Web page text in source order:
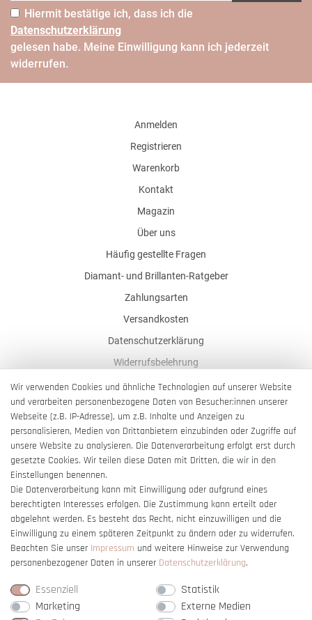
Hiermit bestätige ich, dass ich die
Daten­schutz­erklärung
gelesen habe. Meine Einwilligung kann ich jederzeit
widerrufen.
Anmelden
Registrieren
Warenkorb
Kontakt
Magazin
Über uns
Häufig gestellte Fragen
Diamant- und Brillanten-Ratgeber
Zahlungsarten
Versandkosten
Datenschutzerklärung
Widerrufsbelehrung
AGB
Impressum
Barrierefreiheitserklärung
Vertrag widerrufen
Wir verwenden Cookies und ähnliche Technologien auf unserer Website
und verarbeiten personenbezogene Daten von Besucher:innen unserer
Webseite (z.B. IP-Adresse), um z.B. Inhalte und Anzeigen zu
personalisieren, Medien von Drittanbietern einzubinden oder Zugriffe auf
unsere Website zu analysieren. Die Datenverarbeitung erfolgt erst durch
gesetzte Cookies. Wir teilen diese Daten mit Dritten, die wir in den
Einstellungen benennen.
Die Datenverarbeitung kann mit Einwilligung oder aufgrund eines
berechtigten Interesses erfolgen. Die Zustimmung kann erteilt oder
abgelehnt werden. Es besteht das Recht, nicht einzuwilligen und die
Einwilligung zu einem späteren Zeitpunkt zu ändern oder zu widerrufen.
Beachten Sie unser Impressum und weitere Hinweise zur Verwendung
personenbezogener Daten in unserer Daten­schutz­erklärung.
Essenziell
Statistik
Marketing
Externe Medien